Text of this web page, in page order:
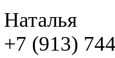
Наталья
+7 (913)